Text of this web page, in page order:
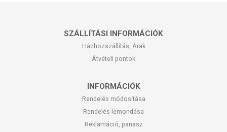
SZÁLLÍTÁSI INFORMÁCIÓK
Házhozszállítás, Árak
Átvételi pontok
INFORMÁCIÓK
Rendelés módosítása
Rendelés lemondása
Reklamáció, panasz